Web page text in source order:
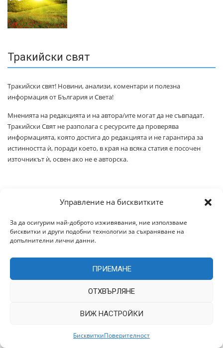
Управление на бисквитките
За да осигурим най-доброто изживявания, ние използваме
бисквитки и други подобни технологии за съхраняване на
допълнителни лични данни.
ПРИЕМАНЕ
ОТХВЪРЛЯНЕ
ВИЖ НАСТРОЙКИ
БисквиткиПоверителност
Тракийски свят
Тракийски свят! Новини, анализи, коментари и полезна
информация от България и Света!
Мненията на редакцията и на автора/ите могат да не съвпадат.
Тракийски Свят не разполага с ресурсите да проверява
информацията, която достига до редакцията и не гарантира за
истинността ѝ, поради което, в края на всяка статия е посочен
източникът ѝ, освен ако не е авторска.
За контакти
Е-поща: office@trakiaworld.com